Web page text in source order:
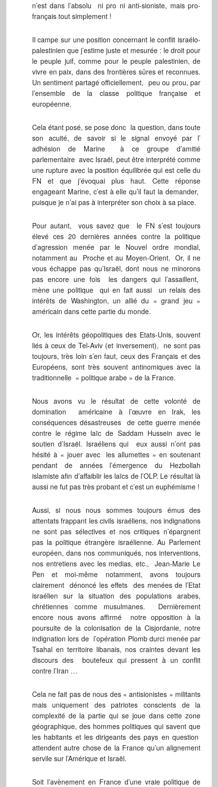
n’est dans l’absolu ni pro ni anti-sioniste, mais pro-
français tout simplement !
Il campe sur une position concernant le conflit israélo-
palestinien que j’estime juste et mesurée : le droit pour
le peuple juif, comme pour le peuple palestinien, de
vivre en paix, dans des frontières sûres et reconnues.
Un sentiment partagé officiellement, peu ou prou, par
l’ensemble de la classe politique française et
européenne.
Cela étant posé, se pose donc la question, dans toute
son acuité, de savoir si le signal envoyé par l’
adhésion de Marine à ce groupe d’amitié
parlementaire avec Israël, peut être interprété comme
une rupture avec la position équilibrée qui est celle du
FN et que j’évoquai plus haut. Cette réponse
engageant Marine, c’est à elle qu’il faut la demander,
puisque je n’ai pas à interpréter son choix à sa place.
Pour autant, vous savez que le FN s’est toujours
élevé ces 20 dernières années contre la politique
d’agression menée par le Nouvel ordre mondial,
notamment au Proche et au Moyen-Orient. Or, il ne
vous échappe pas qu’Israël, dont nous ne minorons
pas encore une fois les dangers qui l’assaillent,
mène une politique qui en fait aussi un relais des
intérêts de Washington, un allié du « grand jeu »
américain dans cette partie du monde.
Or, les intérêts géopolitiques des Etats-Unis, souvent
liés à ceux de Tel-Aviv (et inversement), ne sont pas
toujours, très loin s’en faut, ceux des Français et des
Européens, sont très souvent antinomiques avec la
traditionnelle « politique arabe » de la France.
Nous avons vu le résultat de cette volonté de
domination américaine à l’œuvre en Irak, les
conséquences désastreuses de cette guerre menée
contre le régime laïc de Saddam Hussein avec le
soutien d’Israël. Israéliens qui eux aussi n’ont pas
hésité à « jouer avec les allumettes » en soutenant
pendant de années l’émergence du Hezbollah
islamiste afin d’affaiblir les laïcs de l’OLP. Le résultat là
aussi ne fut pas très probant et c’est un euphémisme !
Aussi, si nous nous sommes toujours émus des
attentats frappant les civils israéliens, nos indignations
ne sont pas sélectives et nos critiques n’épargnent
pas la politique étrangère israélienne. Au Parlement
européen, dans nos communiqués, nos interventions,
nos entretiens avec les medias, etc., Jean-Marie Le
Pen et moi-même notamment, avons toujours
clairement dénoncé les effets des menées de l’Etat
israélien sur la situation des populations arabes,
chrétiennes comme musulmanes. Dernièrement
encore nous avons affirmé notre opposition à la
poursuite de la colonisation de la Cisjordanie, notre
indignation lors de l’opération Plomb durci menée par
Tsahal en territoire libanais, nos craintes devant les
discours des boutefeux qui pressent à un conflit
contre l’Iran …
Cela ne fait pas de nous des « antisionistes » militants
mais uniquement des patriotes conscients de la
complexité de la partie qui se joue dans cette zone
géographique, des hommes politiques qui savent que
les habitants et les dirigeants des pays en question
attendent autre chose de la France qu’un alignement
servile sur l’Amérique et Israël.
Soit l’avènement en France d’une vraie politique de